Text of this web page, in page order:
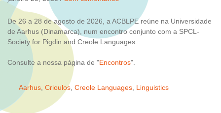
De 26 a 28 de agosto de 2026, a ACBLPE reúne na Universidade
de Aarhus (Dinamarca), num encontro conjunto com a SPCL-
Society for Pigdin and Creole Languages.
Consulte a nossa página de "Encontros".
Aarhus Crioulos Creole Languages Linguistics